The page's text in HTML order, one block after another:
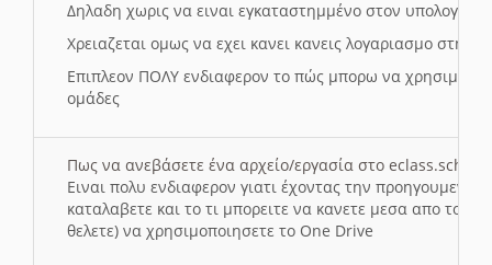
Δηλαδη χωρις να ειναι εγκαταστημμένο στον
Χρειαζεται ομως να εχει κανει κανεις λογαριασμο στη
Επιπλεον ΠΟΛΥ ενδιαφερον το πώς μπορω να
ομάδες
Πως να ανεβάσετε ένα αρχείο/εργασία στο eclass.sch.gr
Ειναι πολυ ενδιαφερον γιατι έχοντας την
καταλαβετε και το τι μπορειτε να κανετε μεσα απο το
θελετε) να χρησιμοποιησετε το One Drive